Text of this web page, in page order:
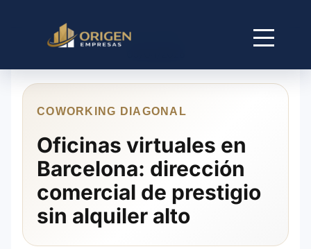
COWORKING DIAGONAL
Oficinas virtuales en
Barcelona: dirección
comercial de prestigio
sin alquiler alto